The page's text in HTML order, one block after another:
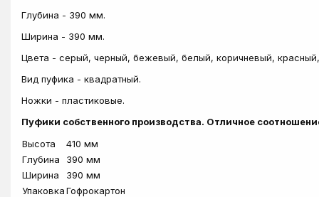
Глубина - 390 мм.
Ширина - 390 мм.
Цвета - серый, черный, бежевый, белый, коричневый,
Вид пуфика - квадратный.
Ножки - пластиковые.
Пуфики собственного производства. Отличное
Высота
410 мм
Глубина
390 мм
Ширина
390 мм
УпаковкаГофрокартон